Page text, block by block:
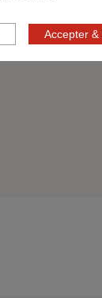
Accepter